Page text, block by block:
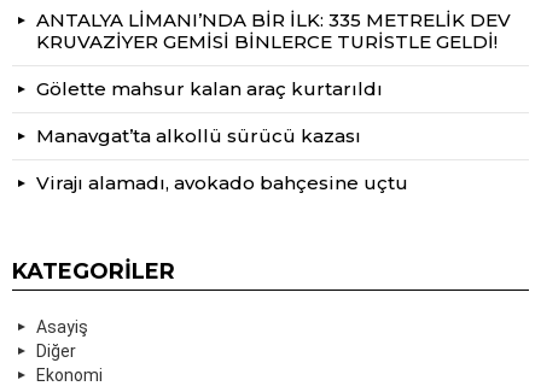
ANTALYA LİMANI’NDA BİR İLK: 335 METRELİK DEV
KRUVAZİYER GEMİSİ BİNLERCE TURİSTLE GELDİ!
Gölette mahsur kalan araç kurtarıldı
Manavgat’ta alkollü sürücü kazası
Virajı alamadı, avokado bahçesine uçtu
KATEGORILER
Asayiş
Diğer
Ekonomi